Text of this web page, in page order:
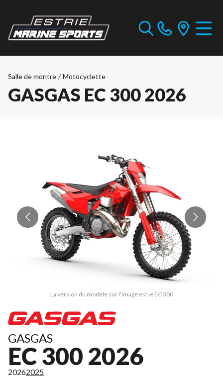
Salle de montre / Motocyclette
GASGAS EC 300 2026
La version du modèle sur l'image est le EC 300
GASGAS
EC 300 2026
20262025